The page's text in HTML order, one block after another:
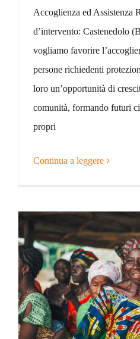
Accoglienza ed Assistenza
d’intervento: Castenedolo
vogliamo favorire
persone richiedenti
loro un’opportunità di
comunità, formando futuri
propri
Continua a leggere